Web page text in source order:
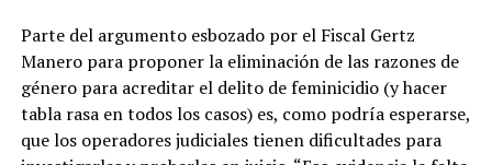
Parte del argumento esbozado por el Fiscal Gertz
Manero para proponer la eliminación de las razones de
género para acreditar el delito de feminicidio (y hacer
tabla rasa en todos los casos) es, como podría esperarse,
que los operadores judiciales tienen dificultades para